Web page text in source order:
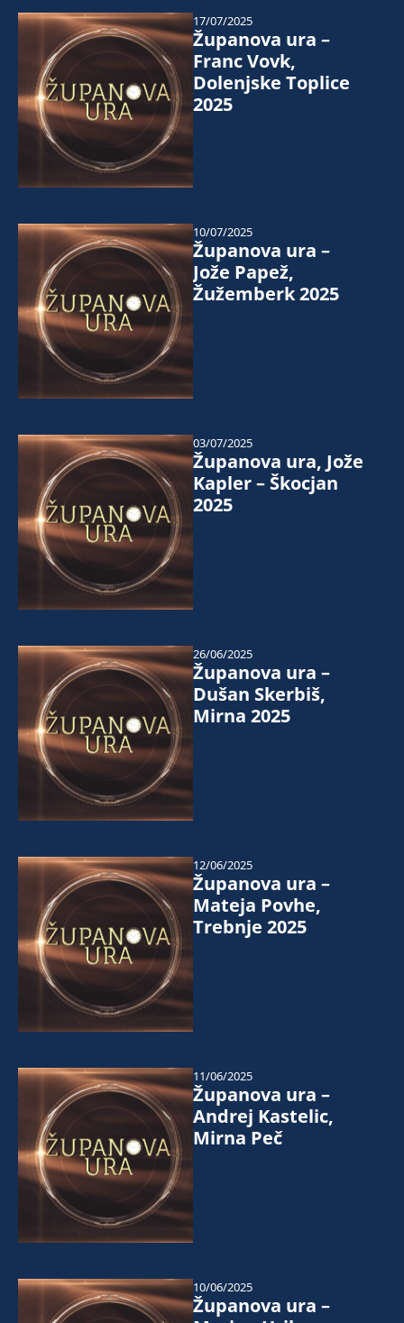
Županova ura –
Franc Vovk,
Dolenjske Toplice
2025
17/07/2025
Županova ura –
Jože Papež,
Žužemberk 2025
10/07/2025
Županova ura, Jože
Kapler – Škocjan
2025
03/07/2025
Županova ura –
Dušan Skerbiš,
Mirna 2025
26/06/2025
Županova ura –
Mateja Povhe,
Trebnje 2025
12/06/2025
Županova ura –
Andrej Kastelic,
Mirna Peč
11/06/2025
Županova ura –
10/06/2025